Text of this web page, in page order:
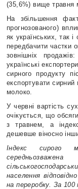
(35,6%) вище травня
На збільшення
прогнозованого)
як українських, так
передбачити частки
зовнішніх
українські
сирного продукту
експортувати
молоко.
У червні вартість
очікується, що
з травнем, а
дешевше віносно
Індекс сирого
населення
на переробку. За 100